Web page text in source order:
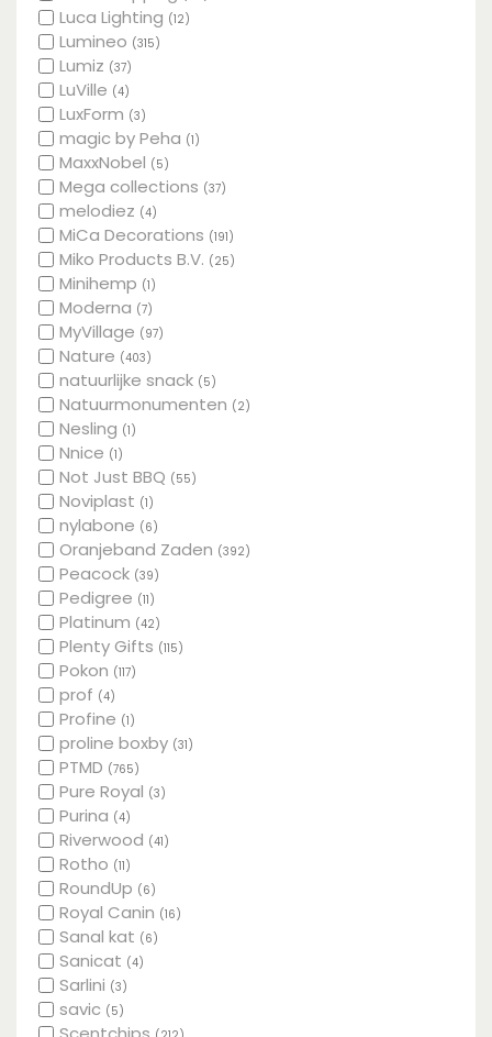
Luca Lighting (12)
Lumineo (315)
Lumiz (37)
LuVille (4)
LuxForm (3)
magic by Peha (1)
MaxxNobel (5)
Mega collections (37)
melodiez (4)
MiCa Decorations (191)
Miko Products B.V. (25)
Minihemp (1)
Moderna (7)
MyVillage (97)
Nature (403)
natuurlijke snack (5)
Natuurmonumenten (2)
Nesling (1)
Nnice (1)
Not Just BBQ (55)
Noviplast (1)
nylabone (6)
Oranjeband Zaden (392)
Peacock (39)
Pedigree (11)
Platinum (42)
Plenty Gifts (115)
Pokon (117)
prof (4)
Profine (1)
proline boxby (31)
PTMD (765)
Pure Royal (3)
Purina (4)
Riverwood (41)
Rotho (11)
RoundUp (6)
Royal Canin (16)
Sanal kat (6)
Sanicat (4)
Sarlini (3)
savic (5)